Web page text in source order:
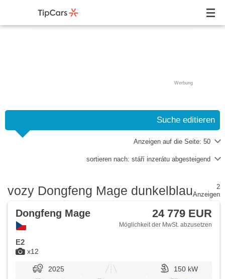
Werbung
Suche editieren
Anzeigen auf die Seite: 50
sortieren nach: stáří inzerátu abgesteigend
vozy Dongfeng Mage dunkelblau
2
Anzeigen
x12
Dongfeng Mage 24 779 EUR
Möglichkeit der MwSt. abzusetzen
E2
2025
150 kW